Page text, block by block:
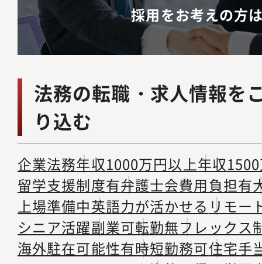
採用をお考えの方
法務の転職・求人情報を
り込む
企業法務年収1000万円以上年収
留学支援制度有弁護士会費用負担有
上場準備中英語力が活かせる リモー
シニア活躍副業可転勤無フレックス
海外駐在可能性有時短勤務可住宅手